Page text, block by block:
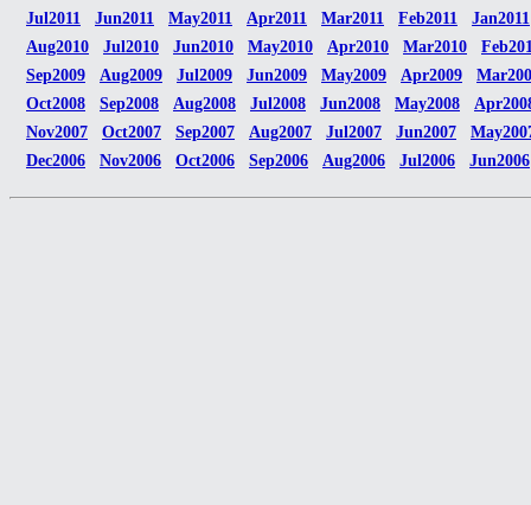
Jul2011
Jun2011 May2011 Apr2011 Mar2011 Feb2011
Jan2011
Aug2010
Jul2010 Jun2010 May2010 Apr2010 Mar2010
Sep2009
Aug2009 Jul2009 Jun2009 May2009 Apr2009
Oct2008
Sep2008 Aug2008 Jul2008 Jun2008 May2008
Nov2007
Oct2007 Sep2007 Aug2007 Jul2007 Jun2007
Dec2006
Nov2006 Oct2006 Sep2006 Aug2006 Jul2006 Jun2006